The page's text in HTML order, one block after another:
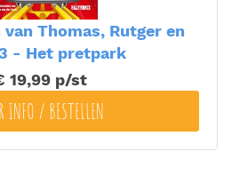
Thomas, Rutger en
- Het pretpark
19,99 p/st
INFO / BESTELLEN